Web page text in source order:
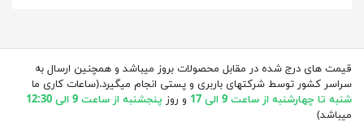
قیمت های درج شده در مقابل محصولات بروز میباشد و همچنین ارسال به
سراسر کشور توسط شرکتهای باربری و پستی انجام میگیرد.(ساعات کاری ما
شنبه تا چهارشنبه از ساعت 9 الی 17
و روز پنجشنبه از ساعت 9 الی 12:30
میباشد)